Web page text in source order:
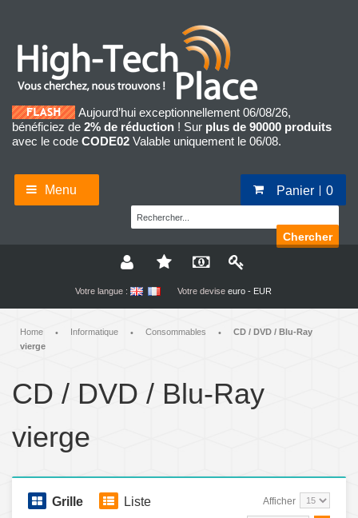
Aujourd’hui exceptionnellement 06/08/26,
bénéficiez de 2% de réduction ! Sur plus de 90000 produits
avec le code CODE02 Valable uniquement le 06/08.
Menu Panier 0
Chercher
Votre langue : Votre devise euro - EUR
Home • Informatique • Consommables •
CD / DVD / Blu-Ray
vierge
CD / DVD / Blu-Ray
vierge
Grille Liste Afficher